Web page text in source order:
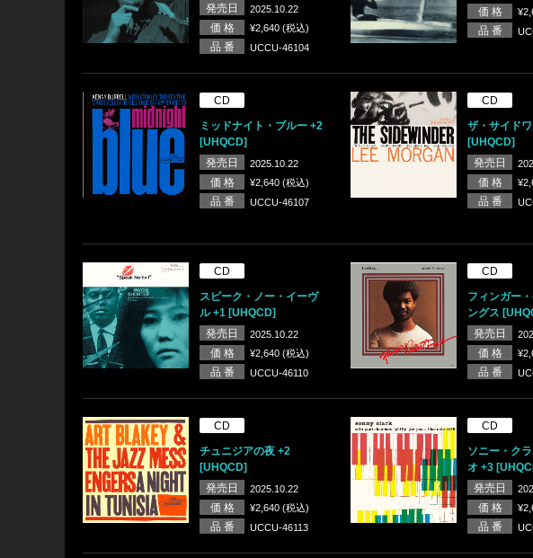
発売日
2025.10.22
価 格 ¥2,640 (税込)
品 番 UCCU-46104
価 格
品 番
CD
ミッドナイト・ブルー +2
[UHQCD]
発売日
2025.10.22
価 格 ¥2,640 (税込)
品 番 UCCU-46107
CD
ザ・サイド
[UHQCD]
発売日
価 格
品 番
CD
スピーク・ノー・イーヴ
ル +1 [UHQCD]
発売日
2025.10.22
価 格 ¥2,640 (税込)
品 番 UCCU-46110
CD
フィンガー
ングス
発売日
価 格
品 番
CD
チュニジアの夜 +2
[UHQCD]
発売日
2025.10.22
価 格 ¥2,640 (税込)
品 番 UCCU-46113
CD
ソニー・ク
オ +3
発売日
価 格
品 番